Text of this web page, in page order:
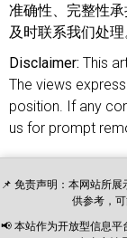
准确性、完整性
及时联系我们处理
Disclaimer: This
The views
position. If any
us for prompt
📌 免责声明：本网站所
供参考，
📢 本站作为开放型信息